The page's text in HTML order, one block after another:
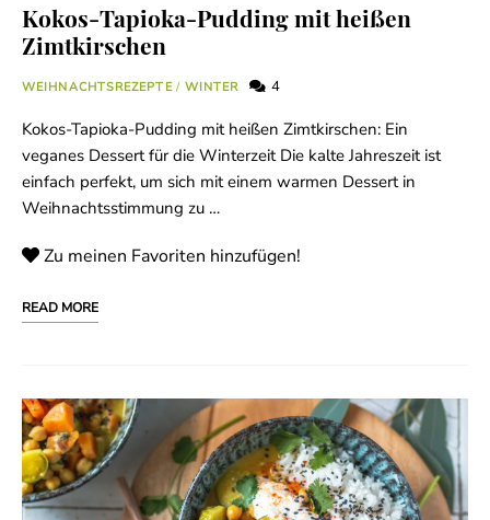
Kokos-Tapioka-Pudding mit heißen
Zimtkirschen
WEIHNACHTSREZEPTE/ WINTER 4
Kokos-Tapioka-Pudding mit heißen Zimtkirschen: Ein
veganes Dessert für die Winterzeit Die kalte Jahreszeit ist
einfach perfekt, um sich mit einem warmen Dessert in
Weihnachtsstimmung zu …
Zu meinen Favoriten hinzufügen!
READ MORE